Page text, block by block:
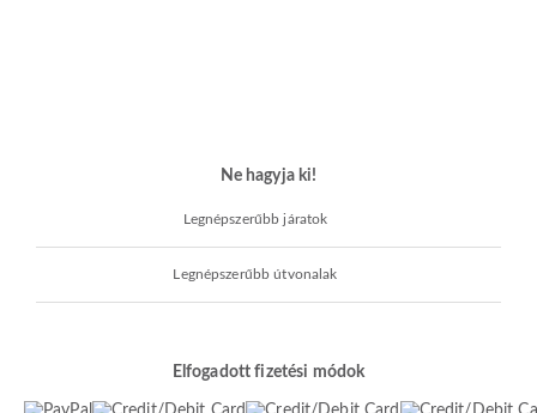
Ne hagyja ki!
Legnépszerűbb járatok
Legnépszerűbb útvonalak
Elfogadott fizetési módok